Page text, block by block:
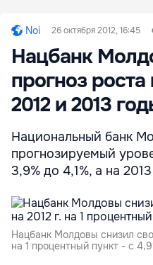
Noi 26 октября 2012, 16:45
Нацбанк
прогноз
2012 и 2013
Национальный банк
прогнозируемый
3,9% до 4,1%, а на
Нацбанк Молдовы снизил
на 1 процентный пункт - с